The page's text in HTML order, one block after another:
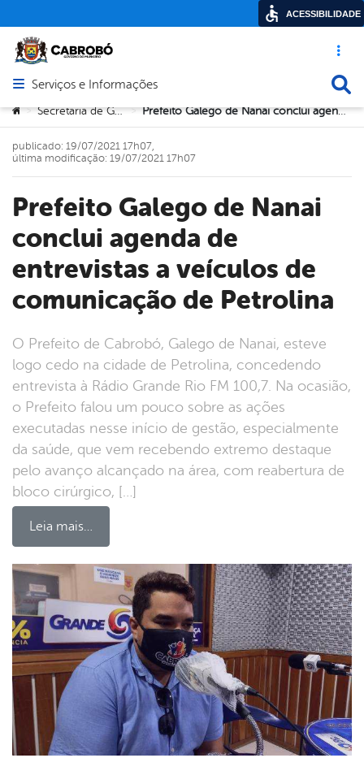
Acesso
Abrir menu principal de navegação
Serviços e Informações
Você está aqui:
> Secretaria de Governo > Prefeito Galego de Nanai conclui agenda de entrevistas a veículos de comunicação de Petrolina
Prefeito Galego de Nanai
conclui agenda de
entrevistas a veículos de
comunicação de Petrolina
O Prefeito de Cabrobó, Galego de Nanai, esteve
logo cedo na cidade de Petrolina, concedendo
entrevista à Rádio Grande Rio FM 100,7. Na ocasião,
o Prefeito falou um pouco sobre as ações
executadas nesse início de gestão, especialmente
da saúde, que vem recebendo extremo destaque
pelo avanço alcançado na área, com reabertura de
bloco cirúrgico, […]
Leia mais…
publicado: 19/07/2021 17h07,
última modificação: 19/07/2021 17h07
ACESSIBILIDADE